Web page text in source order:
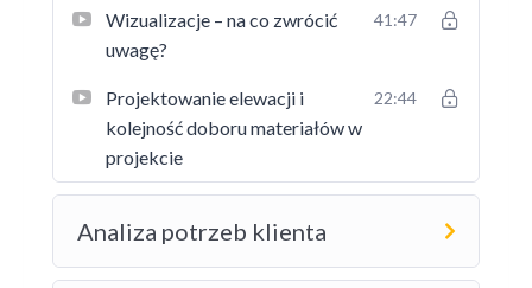
Wizualizacje – na co zwrócić
uwagę?
41:47
Projektowanie elewacji i
kolejność doboru materiałów w
projekcie
22:44
Analiza potrzeb klienta